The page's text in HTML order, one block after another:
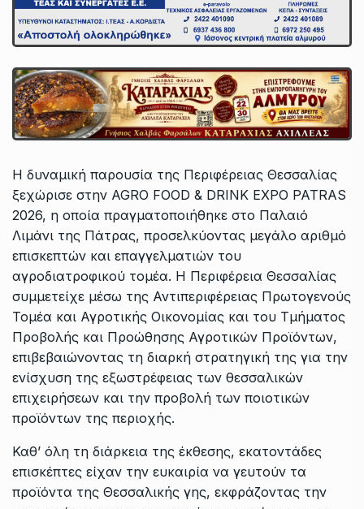
Η δυναμική παρουσία της Περιφέρειας Θεσσαλίας
ξεχώρισε στην AGRO FOOD & DRINK EXPO PATRAS
2026, η οποία πραγματοποιήθηκε στο Παλαιό
Λιμάνι της Πάτρας, προσελκύοντας μεγάλο αριθμό
επισκεπτών και επαγγελματιών του
αγροδιατροφικού τομέα. Η Περιφέρεια Θεσσαλίας
συμμετείχε μέσω της Αντιπεριφέρειας Πρωτογενούς
Τομέα και Αγροτικής Οικονομίας και του Τμήματος
Προβολής και Προώθησης Αγροτικών Προϊόντων,
επιβεβαιώνοντας τη διαρκή στρατηγική της για την
ενίσχυση της εξωστρέφειας των θεσσαλικών
επιχειρήσεων και την προβολή των ποιοτικών
προϊόντων της περιοχής.
Καθ’ όλη τη διάρκεια της έκθεσης, εκατοντάδες
επισκέπτες είχαν την ευκαιρία να γευτούν τα
προϊόντα της Θεσσαλικής γης, εκφράζοντας την